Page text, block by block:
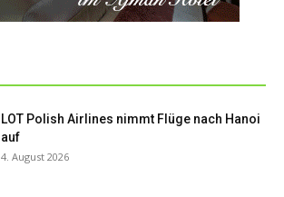
LOT Polish Airlines nimmt Flüge nach Hanoi
auf
4. August 2026